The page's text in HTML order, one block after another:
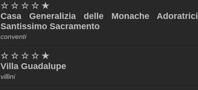
☆ ☆ ☆ ☆ ★
Casa Generalizia delle Monache Adoratrici
Santissimo Sacramento
conventi
☆ ☆ ☆ ☆ ★
Villa Guadalupe
villini